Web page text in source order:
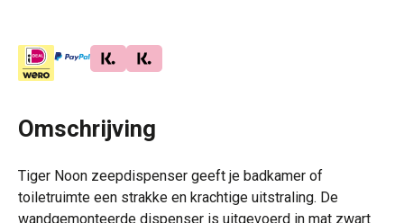
Omschrijving
Tiger Noon zeepdispenser geeft je badkamer of
toiletruimte een strakke en krachtige uitstraling. De
wandgemonteerde dispenser is uitgevoerd in mat zwart